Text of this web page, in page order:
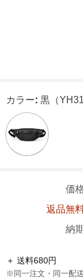
カラー: 黒（
価
返品無
納
＋ 送料680円
※同一注文・同一配